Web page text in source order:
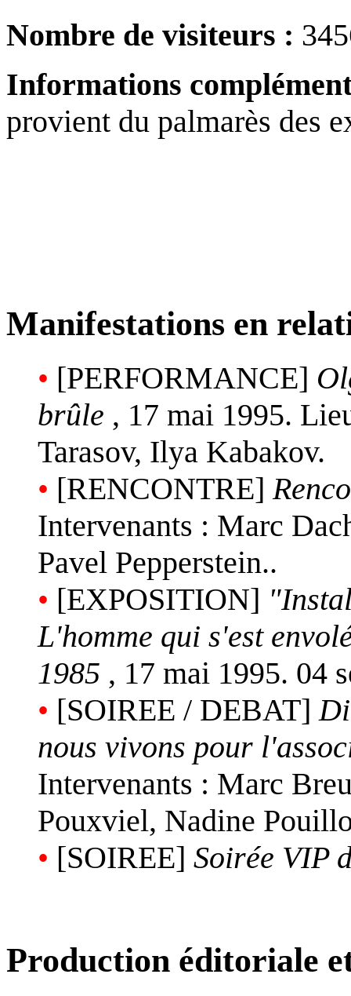
Nombre de visiteurs :
Informations
provient du palmarès des
Manifestations en
• [PERFORMANCE]
brûle , 17 mai 1995.
Tarasov, Ilya Kabakov.
• [RENCONTRE]
Intervenants : Marc
Pavel Pepperstein..
• [EXPOSITION]
L'homme qui s'est
1985 , 17 mai 1995. 04
• [SOIREE / DEBAT]
nous vivons pour
Intervenants : Marc
Pouxviel, Nadine
• [SOIREE] Soirée VIP
Production éditoriale